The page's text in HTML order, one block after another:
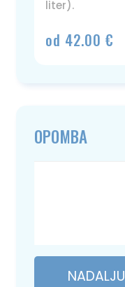
liter).
od 42.00 €
OPOMBA